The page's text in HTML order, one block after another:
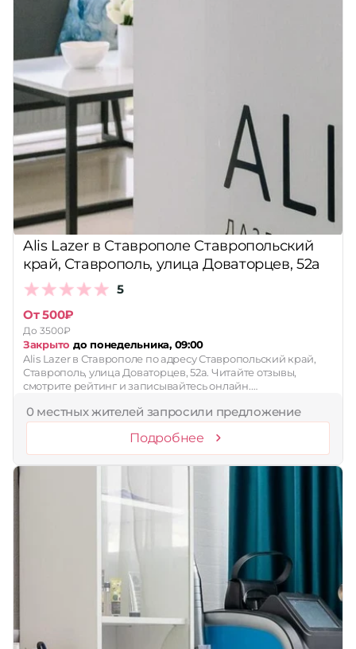
Alis Lazer в Ставрополе Ставропольский
край, Ставрополь, улица Доваторцев, 52а
5
От 500₽
До 3500₽
Закрыто до понедельника, 09:00
Alis Lazer в Ставрополе по адресу Ставропольский край,
Ставрополь, улица Доваторцев, 52а. Читайте отзывы,
смотрите рейтинг и записывайтесь онлайн.…
0 местных жителей запросили предложение
Подробнее